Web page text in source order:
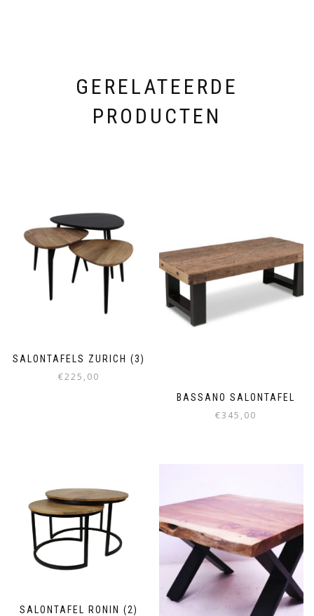
GERELATEERDE
PRODUCTEN
SALONTAFELS ZURICH (3)
€225,00
BASSANO SALONTAFEL
€345,00
SALONTAFEL RONIN (2)